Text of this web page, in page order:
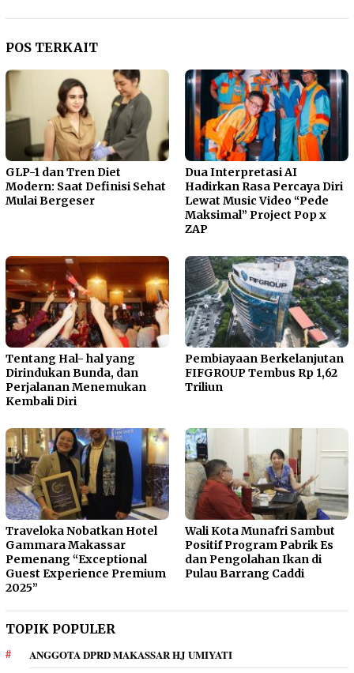
POS TERKAIT
GLP-1 dan Tren Diet
Modern: Saat Definisi Sehat
Mulai Bergeser
Dua Interpretasi AI
Hadirkan Rasa Percaya Diri
Lewat Music Video “Pede
Maksimal” Project Pop x
ZAP
Tentang Hal- hal yang
Dirindukan Bunda, dan
Perjalanan Menemukan
Kembali Diri
Pembiayaan Berkelanjutan
FIFGROUP Tembus Rp 1,62
Triliun
Traveloka Nobatkan Hotel
Gammara Makassar
Pemenang “Exceptional
Guest Experience Premium
2025”
Wali Kota Munafri Sambut
Positif Program Pabrik Es
dan Pengolahan Ikan di
Pulau Barrang Caddi
TOPIK POPULER
ANGGOTA DPRD MAKASSAR HJ UMIYATI